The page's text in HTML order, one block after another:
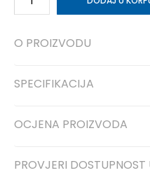
O PROIZVODU
SPECIFIKACIJA
OCJENA PROIZVODA
PROVJERI